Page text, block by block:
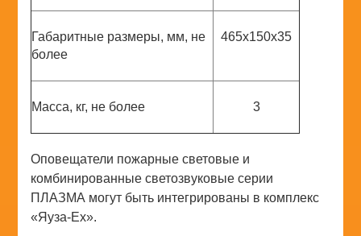
Габаритные размеры, мм, не
более
465х150х35
Масса, кг, не более 3
Оповещатели пожарные световые и
комбинированные светозвуковые серии
ПЛАЗМА могут быть интегрированы в комплекс
«Яуза-Ех».